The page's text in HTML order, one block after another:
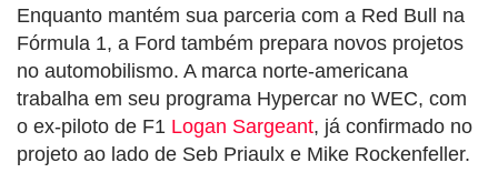
Enquanto mantém sua parceria com a Red Bull na
Fórmula 1, a Ford também prepara novos projetos
no automobilismo. A marca norte-americana
trabalha em seu programa Hypercar no WEC, com
o ex-piloto de F1 Logan Sargeant, já confirmado no
projeto ao lado de Seb Priaulx e Mike Rockenfeller.